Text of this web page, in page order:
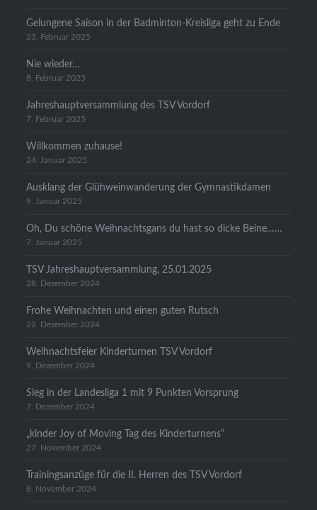
Gelungene Saison in der Badminton-Kreisliga geht zu Ende
23. Februar 2025
Nie wieder…
8. Februar 2025
Jahreshauptversammlung des TSV Vordorf
7. Februar 2025
Willkommen zuhause!
24. Januar 2025
Ausklang der Glühweinwanderung der Gymnastikdamen
9. Januar 2025
Oh, Du schöne Weihnachtsgans du hast so dicke Beine……
7. Januar 2025
TSV Jahreshauptversammlung, 25.01.2025
28. Dezember 2024
Frohe Weihnachten und einen guten Rutsch
22. Dezember 2024
Weihnachtsfeier Kinderturnen TSV Vordorf
9. Dezember 2024
Sieg in der Landesliga 1 mit 9 Punkten Vorsprung
7. Dezember 2024
„kinder Joy of Moving Tag des Kinderturnens“
27. November 2024
Trainingsanzüge für die II. Herren des TSV Vordorf
8. November 2024